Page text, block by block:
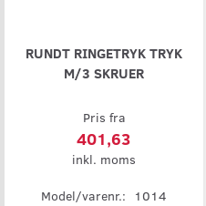
RUNDT RINGETRYK TRYK
M/3 SKRUER
Pris fra
401,63
inkl. moms
Model/varenr.: 1014